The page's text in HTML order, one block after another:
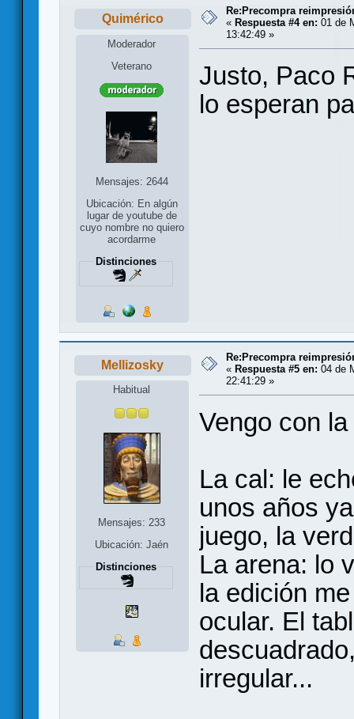
Quimérico
Moderador
Veterano
Mensajes: 2644
Ubicación: En algún
lugar de youtube de
cuyo nombre no quiero
acordarme
Distinciones
Re:Precompra
« Respuesta #4 en: 01 de
13:42:49 »
Justo, Paco
lo esperan
Mellizosky
Habitual
Mensajes: 233
Ubicación: Jaén
Distinciones
Re:Precompra
« Respuesta #5 en: 04 de
22:41:29 »
Vengo con
La cal: le
unos años
juego, la
La arena: lo
la edición
ocular. El
irregular...